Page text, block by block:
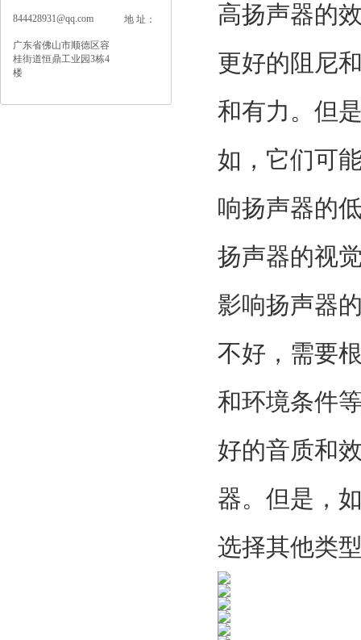
844428931@qq.com 地 址：
广东省佛山市顺德区容
桂街道恒鼎工业园3栋4
楼
高扬声器的
更好的阻尼
和有力。但
如，它们可
响扬声器的
扬声器的视
影响扬声器
不好，需要
和环境条件
好的音质和
器。但是，
选择其他类